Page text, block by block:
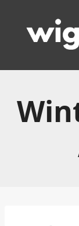
Inhalt
springen